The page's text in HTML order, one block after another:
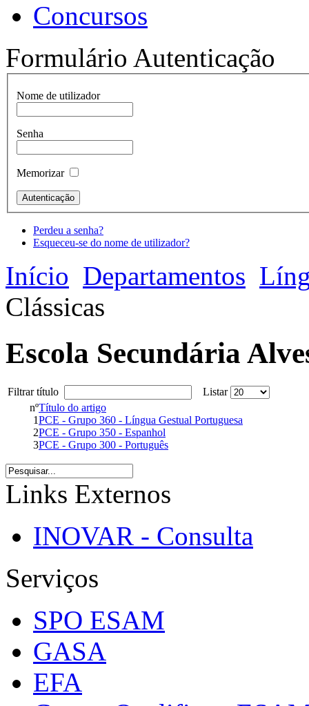
Concursos
Formulário Autenticação
Nome de utilizador
Senha
Memorizar
Perdeu a senha?
Esqueceu-se do nome de utilizador?
Início Departamentos
Clássicas
Escola Secundária
Filtrar título
Listar
nºTítulo do artigo
1PCE - Grupo 360 - Língua Gestual Portuguesa
2PCE - Grupo 350 - Espanhol
3PCE - Grupo 300 - Português
Links Externos
INOVAR - Consulta
Serviços
SPO ESAM
GASA
EFA